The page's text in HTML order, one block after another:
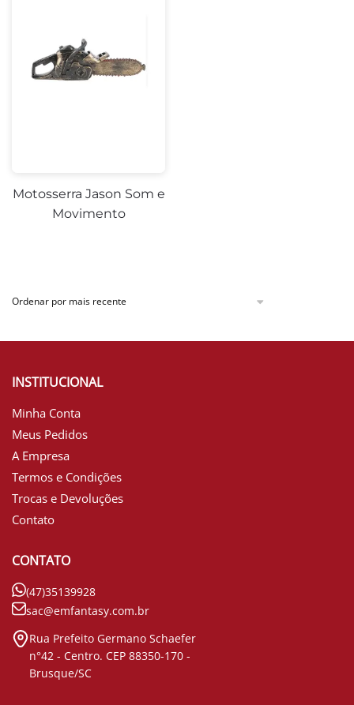
Motosserra Jason Som e
Movimento
INSTITUCIONAL
Minha Conta
Meus Pedidos
A Empresa
Termos e Condições
Trocas e Devoluções
Contato
CONTATO
(47)35139928
sac@emfantasy.com.br
Rua Prefeito Germano Schaefer
n°42 - Centro. CEP 88350-170 -
Brusque/SC